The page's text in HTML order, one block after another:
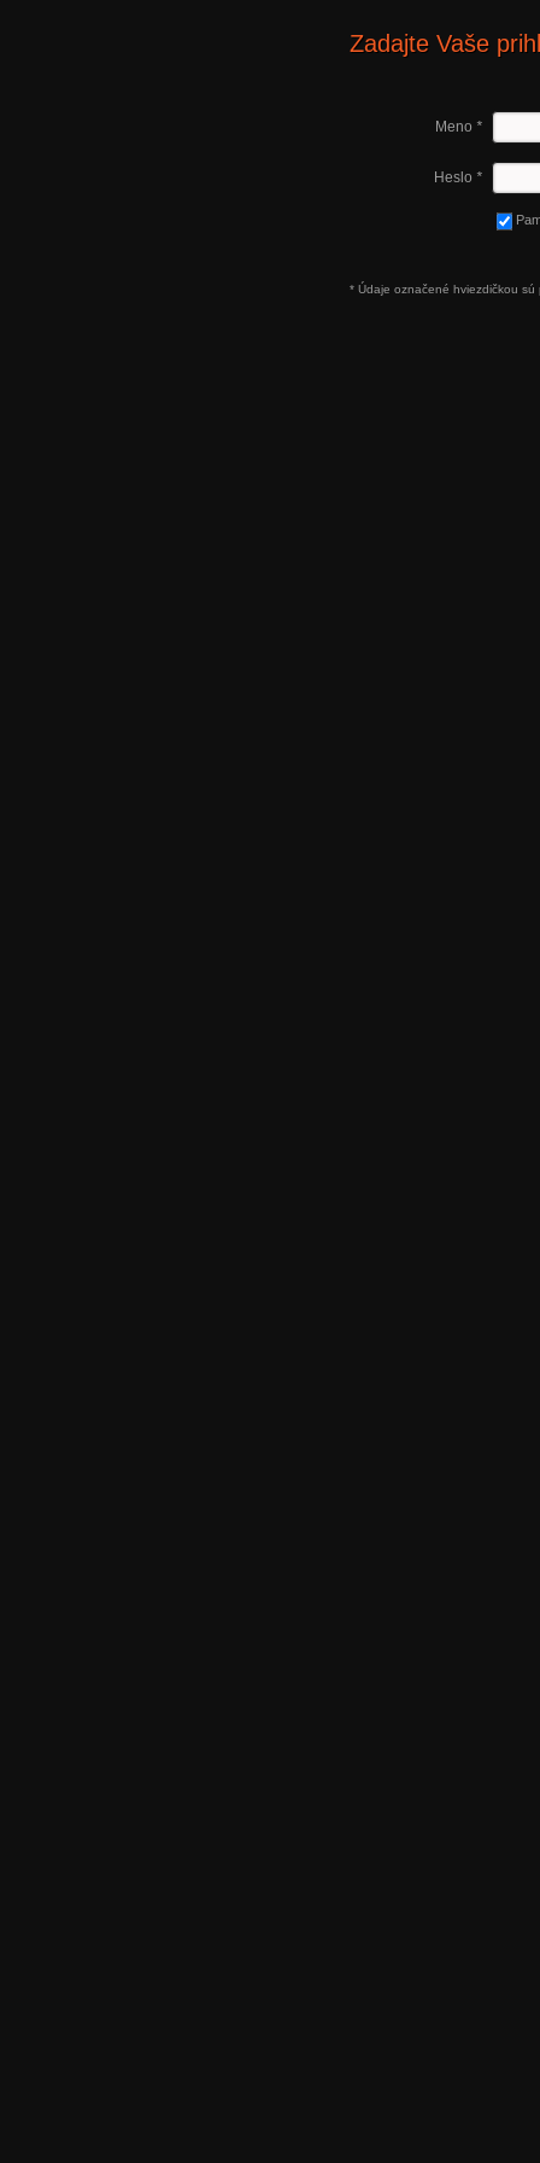
Zadajte Vaše
Meno *
Heslo *
* Údaje označené hviezdičkou sú